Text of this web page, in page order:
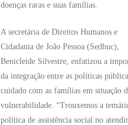
doenças raras e suas famílias.
A secretária de Direitos Humanos e
Cidadania de João Pessoa (Sedhuc),
Benicleide Silvestre, enfatizou a
da integração entre as políticas
cuidado com as famílias em situação
vulnerabilidade. “Trouxemos a
política de assistência social no